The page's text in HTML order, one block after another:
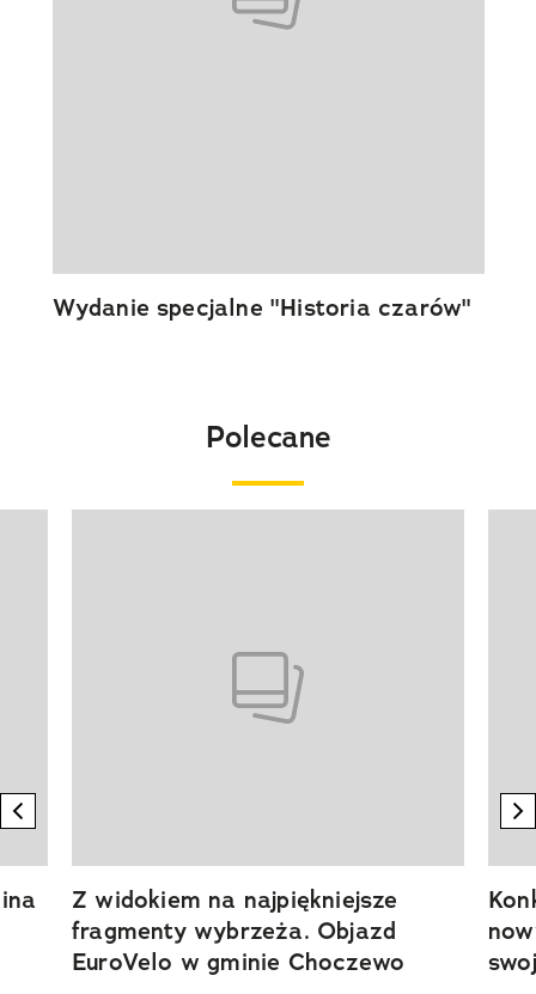
Wydanie specjalne "Historia czarów"
Polecane
previous element
Z widokiem na najpiękniejsze
fragmenty wybrzeża. Objazd
EuroVelo w gminie Choczewo